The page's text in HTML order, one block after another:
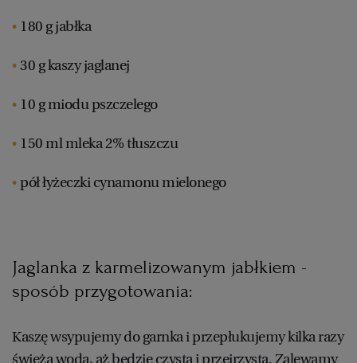
180 g jabłka
30 g kaszy jaglanej
10 g miodu pszczelego
150 ml mleka 2% tłuszczu
pół łyżeczki cynamonu mielonego
Jaglanka z karmelizowanym jabłkiem -
sposób przygotowania:
Kaszę wsypujemy do garnka i przepłukujemy kilka razy
świeżą wodą, aż będzie czysta i przejrzysta. Zalewamy